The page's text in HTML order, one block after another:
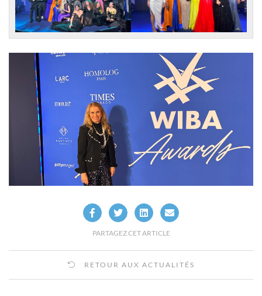
PARTAGEZ CET ARTICLE
RETOUR AUX ACTUALITÉS